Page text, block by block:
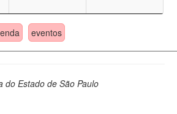
eventos
do Estado de São Paulo